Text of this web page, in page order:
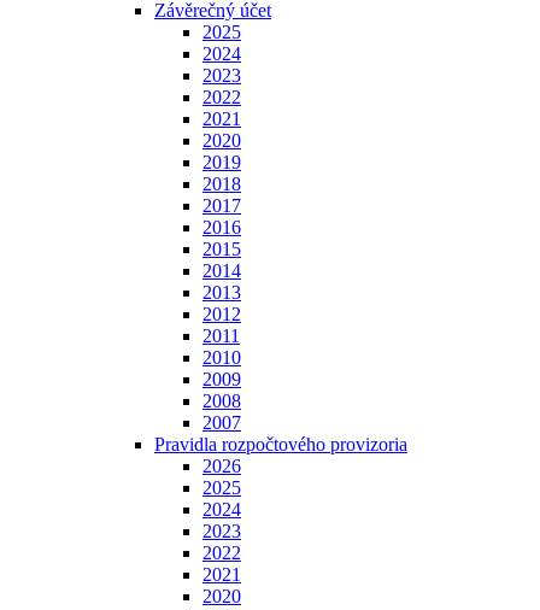
Závěrečný účet
2025
2024
2023
2022
2021
2020
2019
2018
2017
2016
2015
2014
2013
2012
2011
2010
2009
2008
2007
Pravidla rozpočtového provizoria
2026
2025
2024
2023
2022
2021
2020